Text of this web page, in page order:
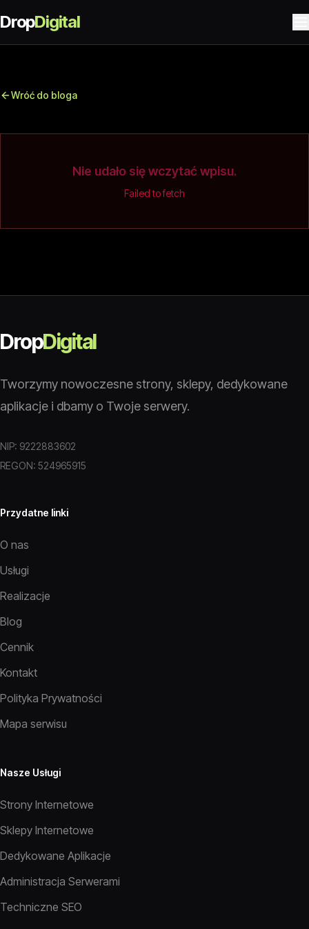
DropDigital
Wróć do bloga
Nie udało się wczytać wpisu.
Failed to fetch
DropDigital
Tworzymy nowoczesne strony, sklepy, dedykowane
aplikacje i dbamy o Twoje serwery.
NIP: 9222883602
REGON: 524965915
Przydatne linki
O nas
Usługi
Realizacje
Blog
Cennik
Kontakt
Polityka Prywatności
Mapa serwisu
Nasze Usługi
Strony Internetowe
Sklepy Internetowe
Dedykowane Aplikacje
Administracja Serwerami
Techniczne SEO